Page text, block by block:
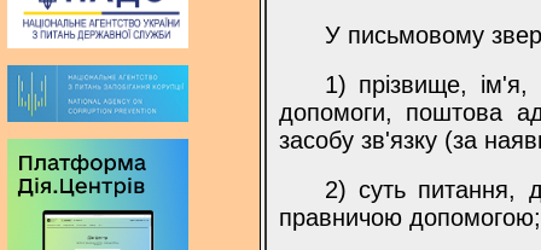
У письмовому
1) прізвище, ім'я,
допомоги, поштова
засобу зв'язку (за
2) суть питання,
правничою допомогою;